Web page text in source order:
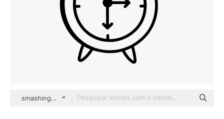
smashingstocks Hand Drawn Black